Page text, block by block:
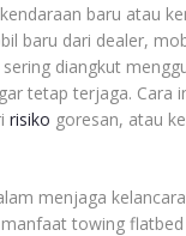
baru atau
baru dari dealer,
diangkut
tetap terjaga. Cara
risiko goresan, atau
menjaga
towing flatbed